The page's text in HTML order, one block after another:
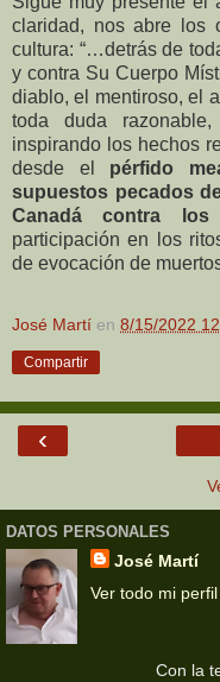
claridad, nos abre los
cultura: “…detrás de
y contra Su Cuerpo
diablo, el mentiroso, el
toda duda
inspirando los hechos
desde el pérfido
supuestos pecados
Canadá contra los
participación en los
de evocación de
José Martí en 8/15/2022
Compartir
‹
DATOS PERSONALES
José Martí
Ver todo mi perfil
Con la